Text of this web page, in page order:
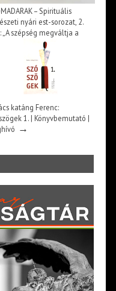
– Spirituális
nyári est-sorozat, 2.
„A szépség megváltja a
– beszélgetés Huszárik
és Jász Attilával |
→
katáng Ferenc:
1. | Könyvbemutató |
→